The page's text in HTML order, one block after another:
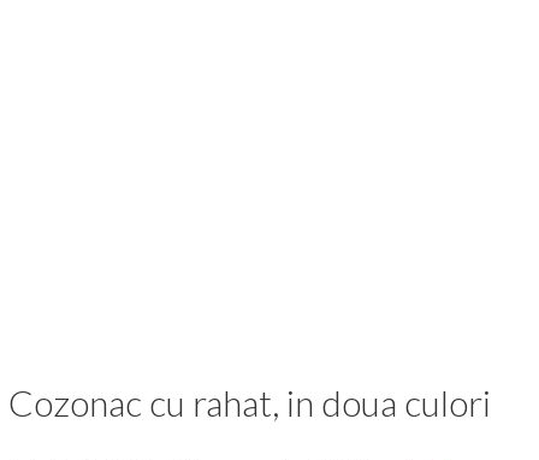
Cozonac cu rahat, in doua culori